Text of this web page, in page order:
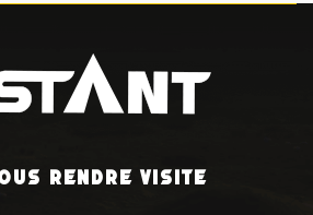
rendre visite